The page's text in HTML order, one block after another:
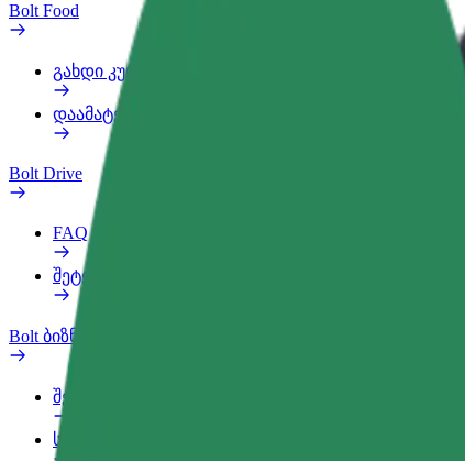
Bolt Food
გახდი კურიერი
დაამატე რესტორანი ან მაღაზია
Bolt Drive
FAQ
შეტყობინება ავტომობილზე
Bolt ბიზნესისთვის
შეღავათები
სამსახურის პროფილი